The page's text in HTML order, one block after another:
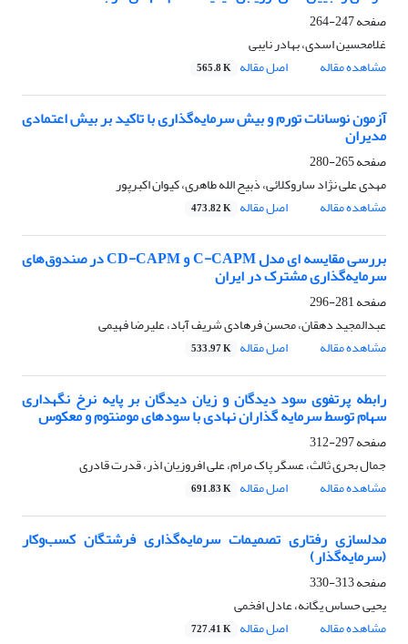
صفحه247-264
غلامحسین اسدی، بهادر نایبی
مشاهده مقاله
اصل مقاله 565.8 K
آزمون نوسانات تورم و بیش ‌سرمایه‌گذاری با تاکید بر بیش اعتمادی
مدیران
صفحه265-280
مهدی علی نژاد ساروکلائی، ذبیح الله طاهری، کیوان اکبرپور
مشاهده مقاله
اصل مقاله 473.82 K
بررسی مقایسه ای مدل C-CAPM و CD-CAPM در صندوق‌های
سرمایه‌گذاری مشترک در ایران
صفحه281-296
عبدالمجید دهقان، محسن فرهادی شریف آباد، علیرضا فهیمی
مشاهده مقاله
اصل مقاله 533.97 K
رابطه پرتفوی سود دیدگان و زیان دیدگان بر پایه نرخ نگهداری
سهام توسط سرمایه گذاران نهادی با سودهای مومنتوم و معکوس
صفحه297-312
جمال بحری ثالث، عسگر پاک مرام، علی افروزیان اذر، قدرت قادری
مشاهده مقاله
اصل مقاله 691.83 K
مدلسازی رفتاری تصمیمات سرمایه‌گذاری فرشتگان کسب‌وکار
(سرمایه‌گذار)
صفحه313-330
یحیی حساس یگانه، عادل افخمی
مشاهده مقاله
اصل مقاله 727.41 K